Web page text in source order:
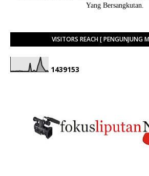
Yang Bersangkutan.
VISITORS REACH [ PENGUNJUNG
1439153